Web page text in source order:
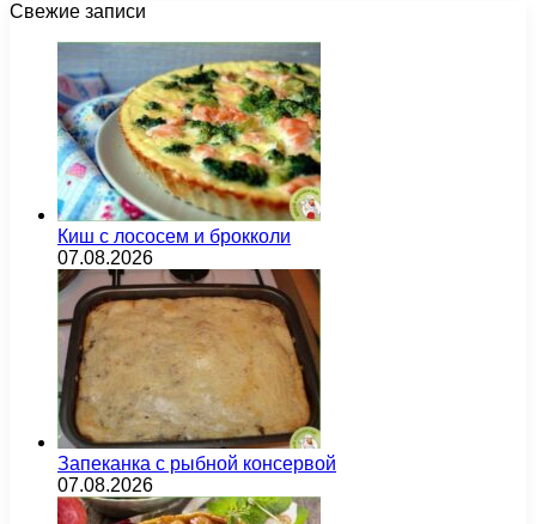
Свежие записи
Киш с лососем и брокколи
07.08.2026
Запеканка с рыбной консервой
07.08.2026